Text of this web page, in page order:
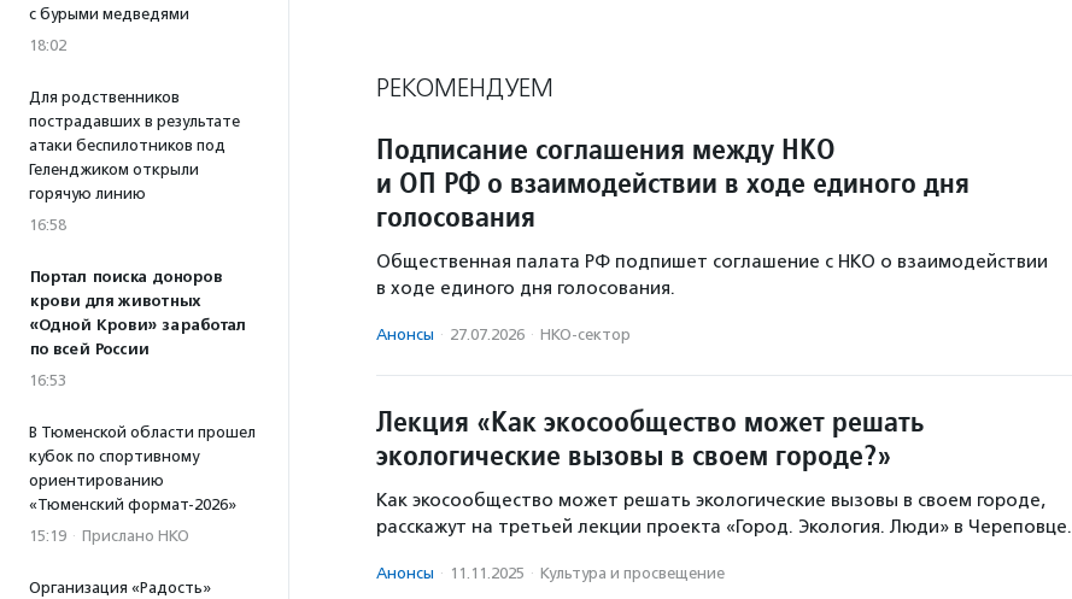
с бурыми медведями
18:02
Для родственников
пострадавших в результате
атаки беспилотников под
Геленджиком открыли
горячую линию
16:58
Портал поиска доноров
крови для животных
«Одной Крови» заработал
по всей России
16:53
В Тюменской области прошел
кубок по спортивному
ориентированию
«Тюменский формат-2026»
15:19 · Прислано НКО
Организация «Радость»
РЕКОМЕНДУЕМ
Подписание соглашения между НКО
и ОП РФ о взаимодействии в ходе единого дня
голосования
Общественная палата РФ подпишет соглашение с НКО о взаимодействии
в ходе единого дня голосования.
Анонсы · 27.07.2026 · НКО-сектор
Лекция «Как экосообщество может решать
экологические вызовы в своем городе?»
Как экосообщество может решать экологические вызовы в своем городе,
расскажут на третьей лекции проекта «Город. Экология. Люди» в Череповце.
Анонсы · 11.11.2025 · Культура и просвещение